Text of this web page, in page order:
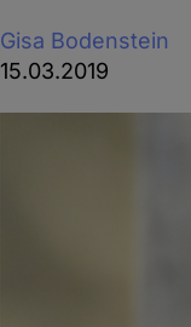
Gisa Bodenstein
15.03.2019